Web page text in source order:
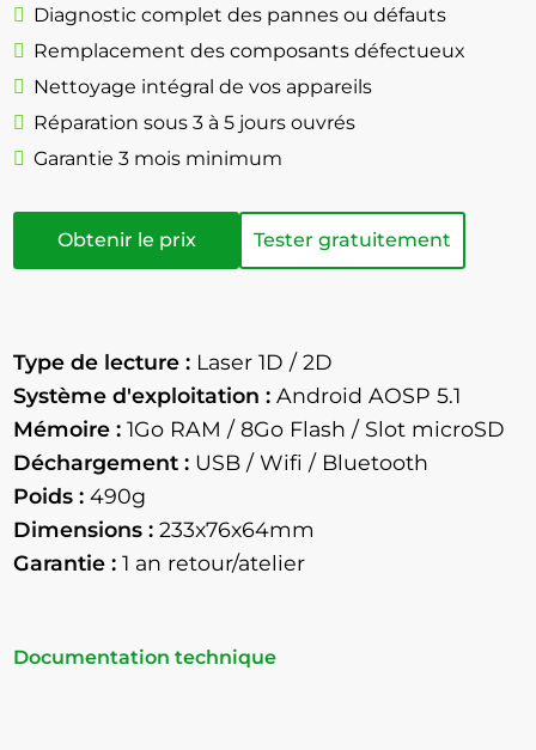
Diagnostic complet des pannes ou défauts
Remplacement des composants défectueux
Nettoyage intégral de vos appareils
Réparation sous 3 à 5 jours ouvrés
Garantie 3 mois minimum
Obtenir le prix Tester gratuitement
Type de lecture : Laser 1D / 2D
Système d'exploitation : Android AOSP 5.1
Mémoire : 1Go RAM / 8Go Flash / Slot microSD
Déchargement : USB / Wifi / Bluetooth
Poids : 490g
Dimensions : 233x76x64mm
Garantie : 1 an retour/atelier
Documentation technique